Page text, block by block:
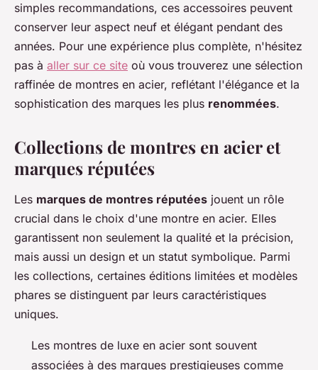
simples recommandations, ces accessoires peuvent
conserver leur aspect neuf et élégant pendant des
années. Pour une expérience plus complète, n'hésitez
pas à aller sur ce site où vous trouverez une sélection
raffinée de montres en acier, reflétant l'élégance et la
sophistication des marques les plus renommées.
Collections de montres en acier et
marques réputées
Les marques de montres réputées jouent un rôle
crucial dans le choix d'une montre en acier. Elles
garantissent non seulement la qualité et la précision,
mais aussi un design et un statut symbolique. Parmi
les collections, certaines éditions limitées et modèles
phares se distinguent par leurs caractéristiques
uniques.
Les montres de luxe en acier sont souvent
associées à des marques prestigieuses comme